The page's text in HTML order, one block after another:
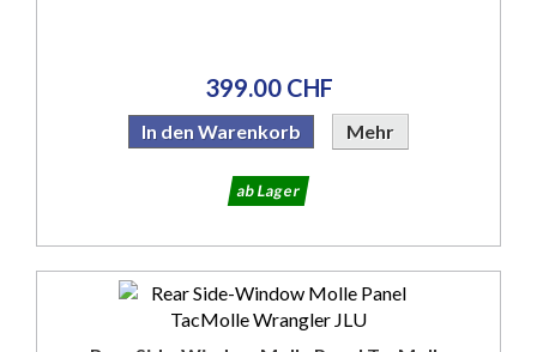
399.00 CHF
In den Warenkorb Mehr
ab Lager